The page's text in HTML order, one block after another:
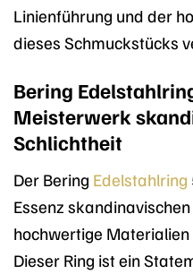
Linienführung und der
dieses Schmuckstücks
Bering
Meisterwerk
Schlichtheit
Der Bering Edelstahlring
Essenz
hochwertige
Dieser Ring ist ein